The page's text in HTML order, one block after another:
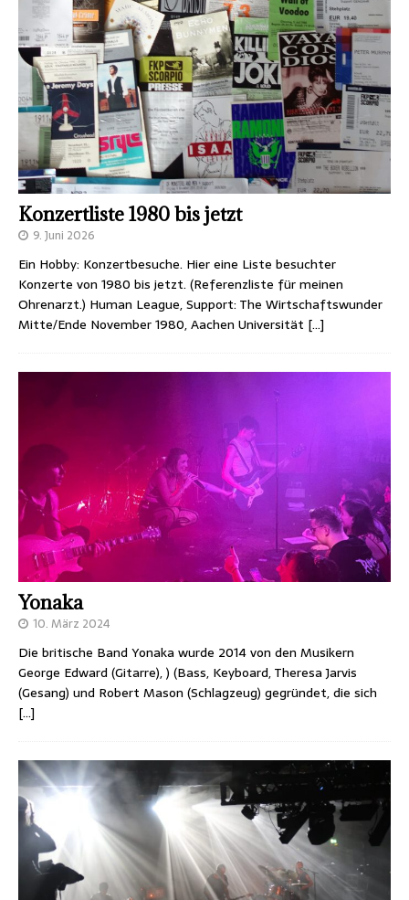
Konzertliste 1980 bis jetzt
9. Juni 2026
Ein Hobby: Konzertbesuche. Hier eine Liste besuchter
Konzerte von 1980 bis jetzt. (Referenzliste für meinen
Ohrenarzt.) Human League, Support: The Wirtschaftswunder
Mitte/Ende November 1980, Aachen Universität […]
Yonaka
10. März 2024
Die britische Band Yonaka wurde 2014 von den Musikern
George Edward (Gitarre), ) (Bass, Keyboard, Theresa Jarvis
(Gesang) und Robert Mason (Schlagzeug) gegründet, die sich
[…]